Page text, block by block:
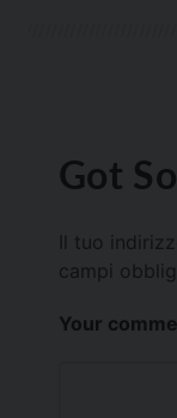
Got
Il tuo
campi
Your